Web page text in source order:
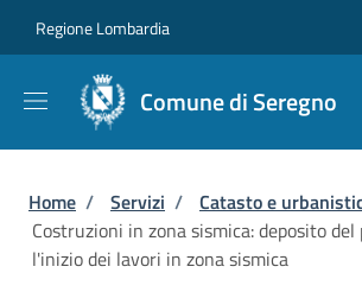
Regione Lombardia
Comune di Seregno
Briciole di pane
Home / Servizi / Catasto e
Costruzioni in zona sismica: deposito
l'inizio dei lavori in zona sismica